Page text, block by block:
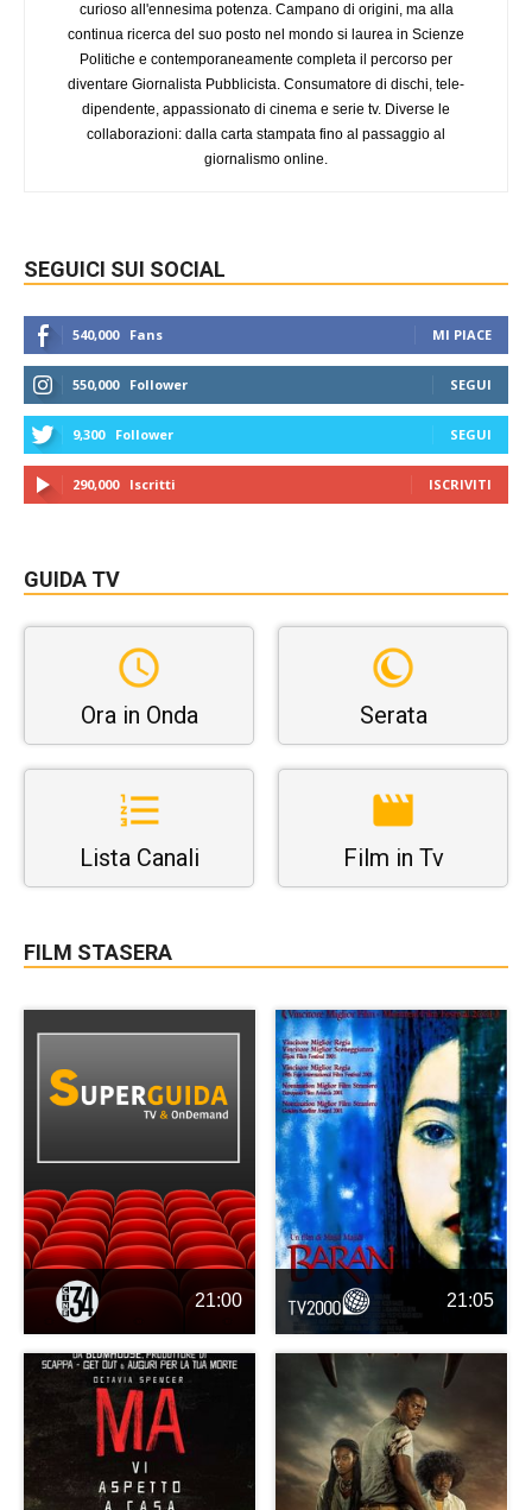
curioso all'ennesima potenza. Campano di origini, ma alla
continua ricerca del suo posto nel mondo si laurea in Scienze
Politiche e contemporaneamente completa il percorso per
diventare Giornalista Pubblicista. Consumatore di dischi, tele-
dipendente, appassionato di cinema e serie tv. Diverse le
collaborazioni: dalla carta stampata fino al passaggio al
giornalismo online.
SEGUICI SUI SOCIAL
540,000 Fans MI PIACE
550,000 Follower SEGUI
9,300 Follower SEGUI
290,000 Iscritti ISCRIVITI
GUIDA TV
Ora in Onda Serata
Lista Canali Film in Tv
FILM STASERA
21:00 21:05